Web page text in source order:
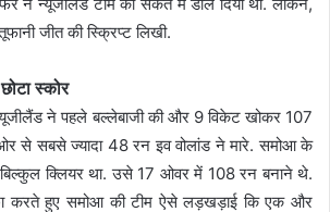
जीत की स्क्रिप्ट लिखी.
स्कोर
ने पहले बल्लेबाजी की और 9 विकेट खोकर 107
से सबसे ज्यादा 48 रन इव वोलांड ने मारे. समोआ के
बिल्कुल क्लियर था. उसे 17 ओवर में 108 रन बनाने थे.
करते हुए समोआ की टीम ऐसे लड़खड़ाई कि एक और